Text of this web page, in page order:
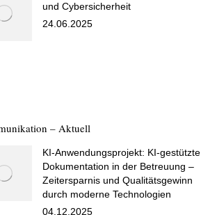
und Cybersicherheit
24.06.2025
– Aktuell
KI-Anwendungsprojekt: KI-gestützte
Dokumentation in der Betreuung –
Zeitersparnis und Qualitätsgewinn
durch moderne Technologien
04.12.2025